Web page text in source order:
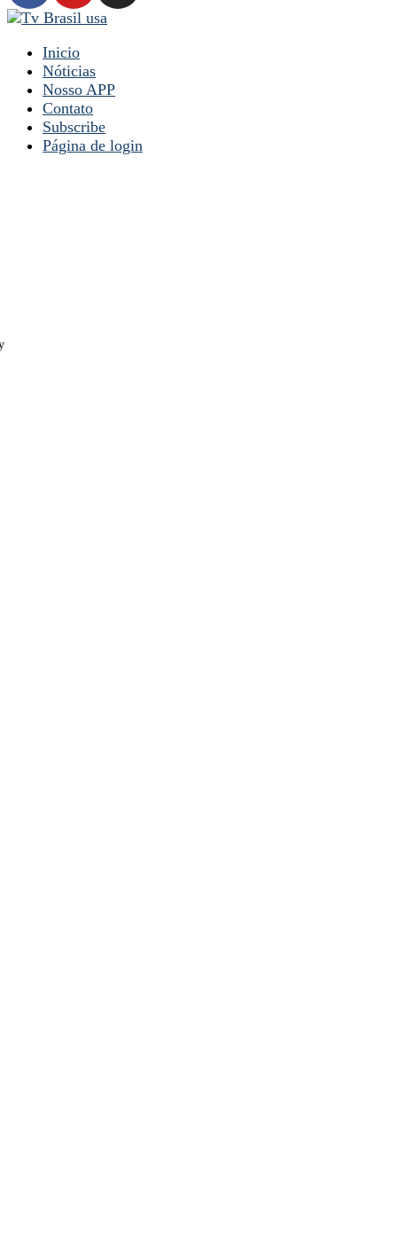
Inicio
Nóticias
Nosso APP
Contato
Subscribe
Página de login